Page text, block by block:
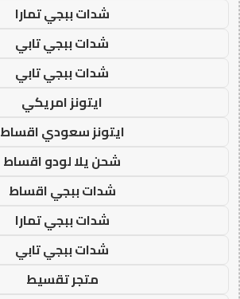
شدات ببجي تمارا
شدات ببجي تابي
شدات ببجي تابي
ايتونز امريكي
ايتونز سعودي اقساط
شحن يلا لودو اقساط
شدات ببجي اقساط
شدات ببجي تمارا
شدات ببجي تابي
متجر تقسيط